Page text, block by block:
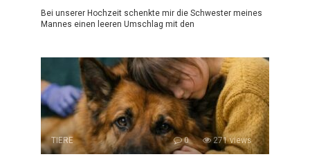
Bei unserer Hochzeit schenkte mir die Schwester meines
Mannes einen leeren Umschlag mit den
TIERE 0 271 views